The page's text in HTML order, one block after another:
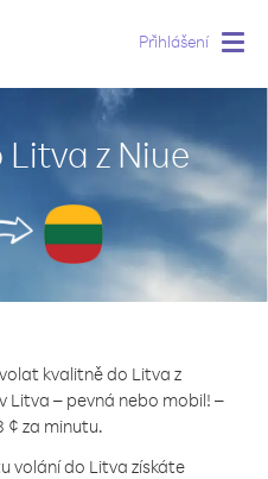
Přihlášení
z Niue
kvalitně do Litva z
Litva – pevná nebo mobil! –
¢ za minutu.
volání do Litva získáte